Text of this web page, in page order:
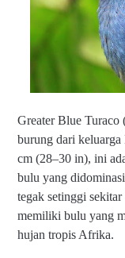
Greater Blue Turaco
burung dari
cm (28–30 in), ini
bulu yang
tegak setinggi
memiliki bulu yang
hujan tropis Afrika.